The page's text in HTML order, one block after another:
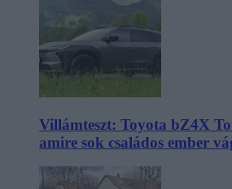
Villámteszt: Toyota bZ4X
amire sok családos ember